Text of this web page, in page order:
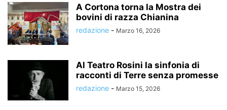
A Cortona torna la Mostra dei
bovini di razza Chianina
redazione - Marzo 16, 2026
Al Teatro Rosini la sinfonia di
racconti di Terre senza promesse
redazione - Marzo 15, 2026